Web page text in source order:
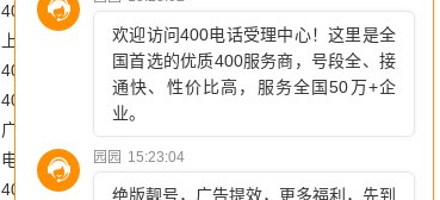
400电话：企业客服的“全能神器”
上海企业的400电话“超能力”：降本增效的三大场景
400电话办理收费标准是什么？流程和费用构成看完就懂
400电话办理全攻略：五步轻松开通，提升客户服务效能
电信400电话概览及选择指南
400选号：小心这些“隐形账单”